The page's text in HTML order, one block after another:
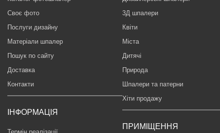
Своє фото
Послуги дизайну
Матеріали шпалер
Пошук по сайту
Доставка
Контакти
ІНФОРМАЦІЯ
3Д шпалери
Квіти
Міста
Дитячі
Природа
Шпалери та патерни
Хіти продажу
ПРИМІЩЕННЯ